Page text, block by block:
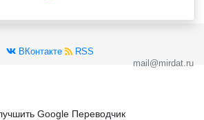
ВКонтакте
RSS
mail@mirdat.ru
Google Переводчик